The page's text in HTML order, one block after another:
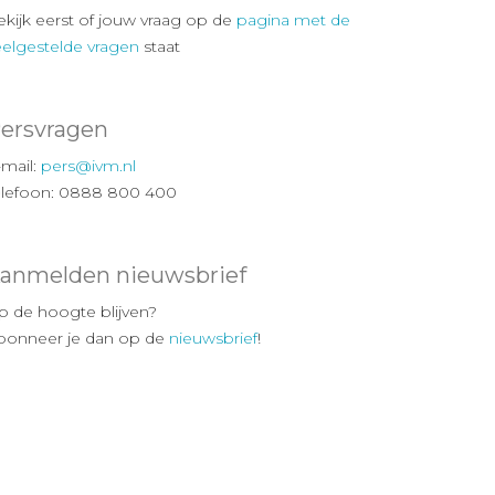
eerst of jouw vraag op de pagina met de
vragen staat
pers@ivm.nl
0888 800 400
nieuwsbrief
de hoogte blijven?
je dan op de nieuwsbrief!